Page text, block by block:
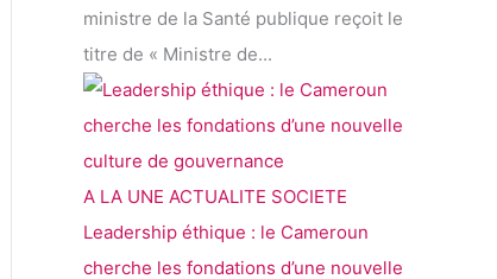
ministre de la Santé publique reçoit le
titre de « Ministre de...
A LA UNE ACTUALITE SOCIETE
Leadership éthique : le Cameroun
cherche les fondations d’une nouvelle